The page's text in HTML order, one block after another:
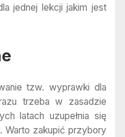
jednej lekcji jakim jest
tzw. wyprawki dla
trzeba w zasadzie
latach uzupełnia się
Warto zakupić przybory